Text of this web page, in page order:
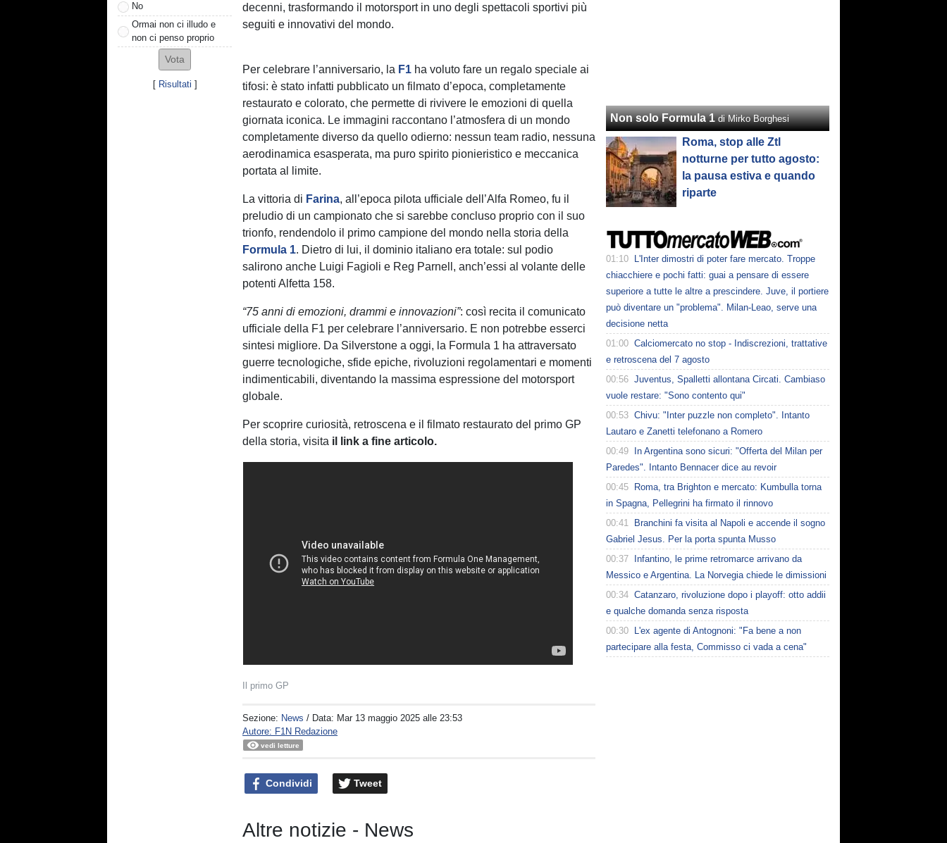
No
Ormai non ci illudo e
non ci penso proprio
[ Risultati ]
decenni, trasformando il motorsport in uno degli spettacoli sportivi più
seguiti e innovativi del mondo.
Per celebrare l’anniversario, la F1 ha voluto fare un regalo speciale ai
tifosi: è stato infatti pubblicato un filmato d’epoca, completamente
restaurato e colorato, che permette di rivivere le emozioni di quella
giornata iconica. Le immagini raccontano l’atmosfera di un mondo
completamente diverso da quello odierno: nessun team radio, nessuna
aerodinamica esasperata, ma puro spirito pionieristico e meccanica
portata al limite.
La vittoria di Farina, all’epoca pilota ufficiale dell’Alfa Romeo, fu il
preludio di un campionato che si sarebbe concluso proprio con il suo
trionfo, rendendolo il primo campione del mondo nella storia della
Formula 1. Dietro di lui, il dominio italiano era totale: sul podio
salirono anche Luigi Fagioli e Reg Parnell, anch’essi al volante delle
potenti Alfetta 158.
“75 anni di emozioni, drammi e innovazioni”: così recita il comunicato
ufficiale della F1 per celebrare l’anniversario. E non potrebbe esserci
sintesi migliore. Da Silverstone a oggi, la Formula 1 ha attraversato
guerre tecnologiche, sfide epiche, rivoluzioni regolamentari e momenti
indimenticabili, diventando la massima espressione del motorsport
globale.
Per scoprire curiosità, retroscena e il filmato restaurato del primo GP
della storia, visita il link a fine articolo.
Il primo GP
Sezione: News / Data: Mar 13 maggio 2025 alle 23:53
Autore: F1N Redazione
vedi letture
Condividi Tweet
Altre notizie - News
Non solo Formula 1 di Mirko Borghesi
Roma, stop alle Ztl
notturne per tutto agosto:
la pausa estiva e quando
riparte
01:10
L'Inter dimostri di poter fare mercato. Troppe
chiacchiere e pochi fatti: guai a pensare di essere
superiore a tutte le altre a prescindere. Juve, il portiere
può diventare un "problema". Milan-Leao, serve una
decisione netta
01:00 Calciomercato no stop - Indiscrezioni, trattative
e retroscena del 7 agosto
00:56 Juventus, Spalletti allontana Circati. Cambiaso
vuole restare: "Sono contento qui"
00:53 Chivu: "Inter puzzle non completo". Intanto
Lautaro e Zanetti telefonano a Romero
00:49
In Argentina sono sicuri: "Offerta del Milan per
Paredes". Intanto Bennacer dice au revoir
00:45
Roma, tra Brighton e mercato: Kumbulla torna
in Spagna, Pellegrini ha firmato il rinnovo
00:41
Branchini fa visita al Napoli e accende il sogno
Gabriel Jesus. Per la porta spunta Musso
00:37
Infantino, le prime retromarce arrivano da
Messico e Argentina. La Norvegia chiede le dimissioni
00:34 Catanzaro, rivoluzione dopo i playoff: otto addii
e qualche domanda senza risposta
00:30
L'ex agente di Antognoni: "Fa bene a non
partecipare alla festa, Commisso ci vada a cena"